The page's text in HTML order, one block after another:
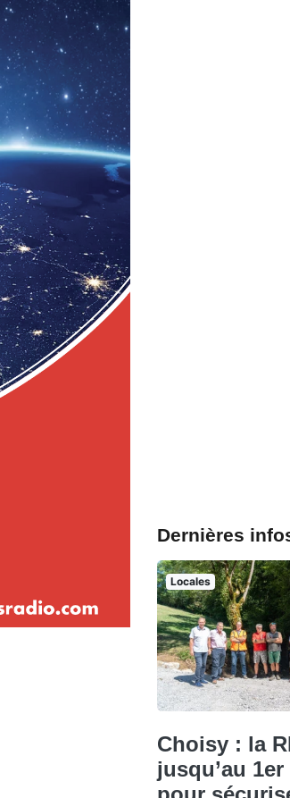
Dernières
Locales
Choisy : la
jusqu’au